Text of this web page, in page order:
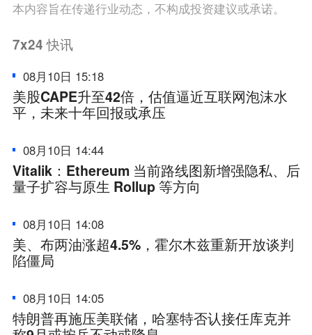
本内容旨在传递行业动态，不构成投资建议或承诺。
7x24快讯
08月10日 15:18
美股CAPE升至42倍，估值逼近互联网泡沫水
平，未来十年回报或承压
08月10日 14:44
Vitalik：Ethereum 当前路线图新增强隐私、后
量子扩容与原生 Rollup 等方向
08月10日 14:08
美、布两油涨超4.5%，霍尔木兹重新开放谈判
陷僵局
08月10日 14:05
特朗普再施压美联储，哈塞特否认接任库克并